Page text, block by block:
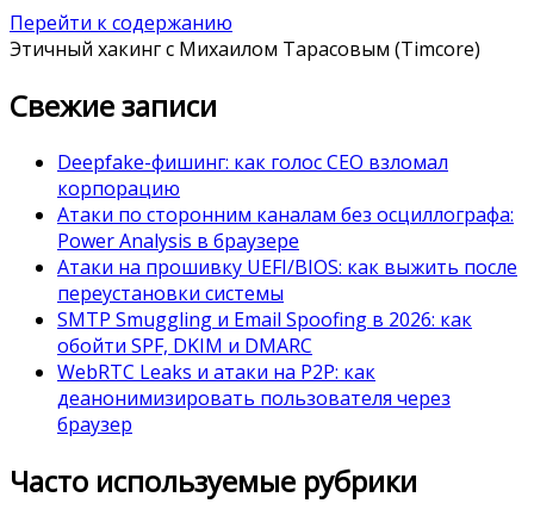
Перейти к содержанию
Этичный хакинг с Михаилом Тарасовым (Timcore)
Свежие записи
Deepfake-фишинг: как голос CEO взломал
корпорацию
Атаки по сторонним каналам без осциллографа:
Power Analysis в браузере
Атаки на прошивку UEFI/BIOS: как выжить после
переустановки системы
SMTP Smuggling и Email Spoofing в 2026: как
обойти SPF, DKIM и DMARC
WebRTC Leaks и атаки на P2P: как
деанонимизировать пользователя через
браузер
Часто используемые рубрики